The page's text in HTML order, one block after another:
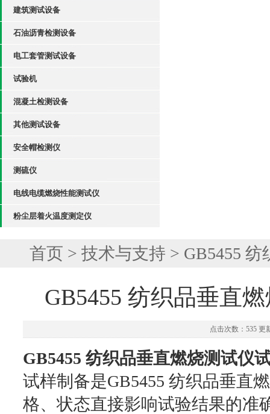
建筑测试设备
石油沥青检测设备
电工套管测试设备
试验机
混凝土检测设备
其他测试设备
安全帽检测仪
测硫仪
电线电缆燃烧性能测试仪
粉尘层着火温度测定仪
首页 > 技术与支持 > GB5455
GB5455 纺织品垂直
点击次数：535 更
GB5455 纺织品垂直燃烧测试仪
试样制备是GB5455 纺织品垂直
格、状态直接影响试验结果的准